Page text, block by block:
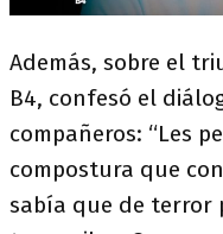
Además, sobre el
B4, confesó el
compañeros: “Les
compostura que
sabía que de terror